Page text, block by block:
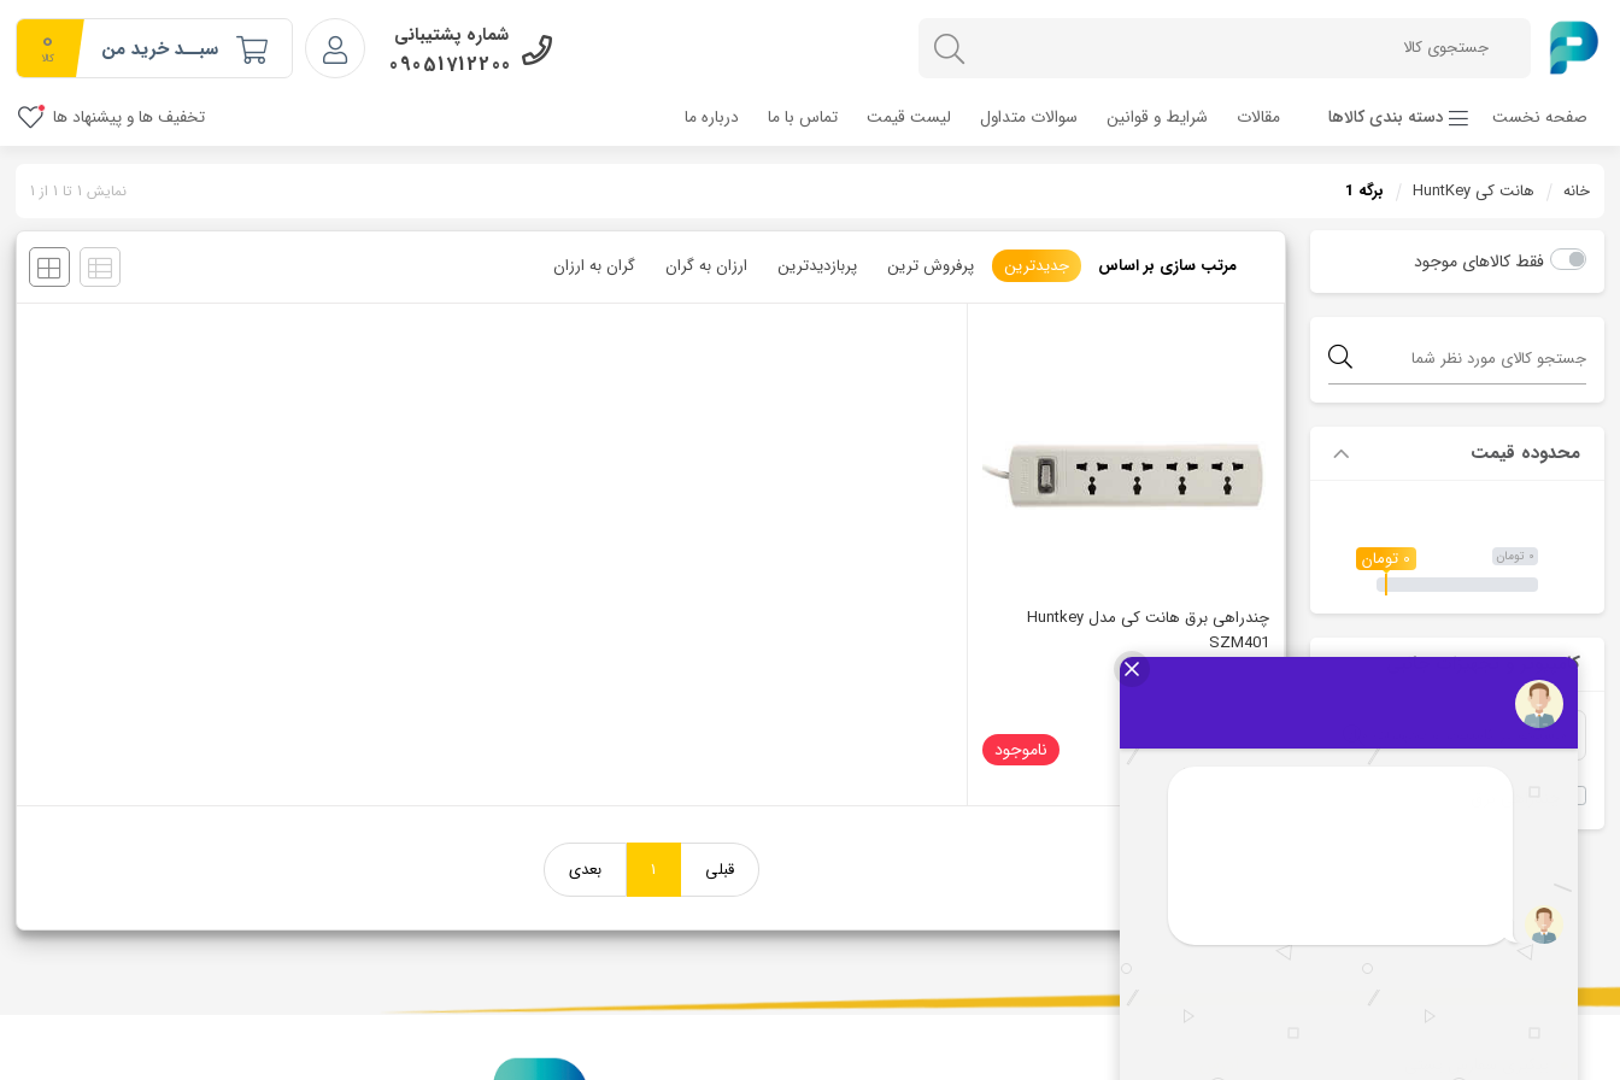
شماره پشتیبانی
09051712200 سبــد خرید من 0
کالا
صفحه نخست دسته بندی کالاها مقالات شرایط و قوانین سوالات متداول لیست قیمت تماس با ما درباره ما تخفیف ها و پیشنهاد ها
خانه هانت کی HuntKey برگه 1 نمایش 1 تا 1 از 1
مرتب سازی بر اساس جدیدترین پرفروش ترین پربازدیدترین ارزان به گران گران به ارزان
چندراهی برق هانت کی مدل Huntkey
SZM401
ناموجود
قبلی 1 بعدی
فقط کالاهای موجود
محدوده قیمت
0 تومان 0 تومان
کامپیوتر و تجهیزات جانبی